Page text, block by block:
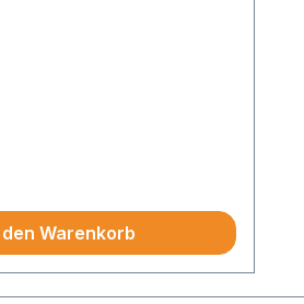
den Warenkorb